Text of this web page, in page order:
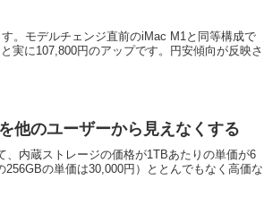
。モデルチェンジ直前のiMac M1と同等構成で
実に107,800円のアップです。円安傾向が反映さ
他のユーザーから見えなくする
内蔵ストレージの価格が1TBあたりの単価が6
の単価は30,000円）ととんでもなく高価な